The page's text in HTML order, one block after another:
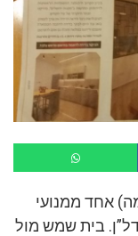
אחד ממנועי
בית שמש מול